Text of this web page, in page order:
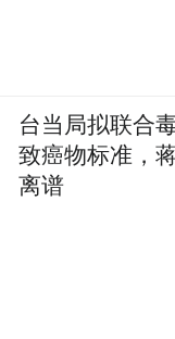
台当局拟联合
致癌物标准，
离谱